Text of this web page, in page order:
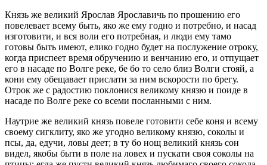
Князь же великий Ярослав Ярославичь по прошению его
повелевает всему быть, яко же ему годно и потребно, и насад
изготовити, и вся воли его потребная, и люди ему тамо
готовы быть имеют, елико годно будет на послужение отроку,
когда приспеет время обручению и венчанию его, и отпущает
его в насаде по Волге реке, бе бо то село близ Волги стояй, а
кони ему обещавает прислати за ним вскорости по брегу.
Отрок же с радостию поклонися великому князю и поиде в
насаде по Волге реке со всеми посланными с ним.
Наутрие же великий князь повеле готовити себе коня и всему
своему сигклиту, яко же угодно великому князю, соколы и
псы, да, едучи, ловы деет; в ту бо нощ великий князь сон
видел, якобы быти в поле на ловех и пускати своя соколы на